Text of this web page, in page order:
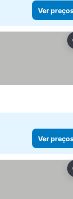
Ver
Ver